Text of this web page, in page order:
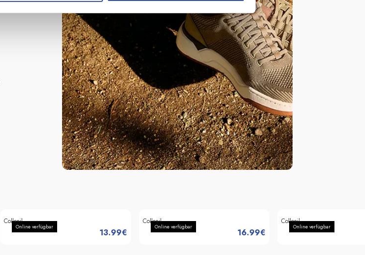
Online verfügbar
Collonil
13.99€
Online verfügbar
Collonil
16.99€
Online verfügbar
Collonil